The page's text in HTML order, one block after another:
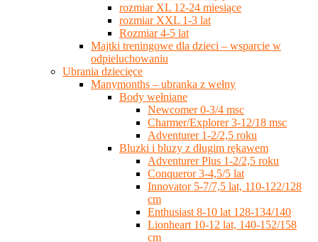
rozmiar XL 12-24 miesiące
rozmiar XXL 1-3 lat
Rozmiar 4-5 lat
Majtki treningowe dla dzieci – wsparcie w
odpieluchowaniu
Ubrania dziecięce
Manymonths – ubranka z wełny
Body wełniane
Newcomer 0-3/4 msc
Charmer/Explorer 3-12/18 msc
Adventurer 1-2/2,5 roku
Bluzki i bluzy z długim rękawem
Adventurer Plus 1-2/2,5 roku
Conqueror 3-4,5/5 lat
Innovator 5-7/7,5 lat, 110-122/128
cm
Enthusiast 8-10 lat 128-134/140
Lionheart 10-12 lat, 140-152/158
cm